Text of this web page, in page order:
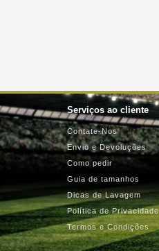
Serviços ao cliente
Contate-Nos
Envio e Devoluções
Como pedir
Guia de tamanhos
Dicas de Lavagem
Política de Privacidade
Termos e Condições